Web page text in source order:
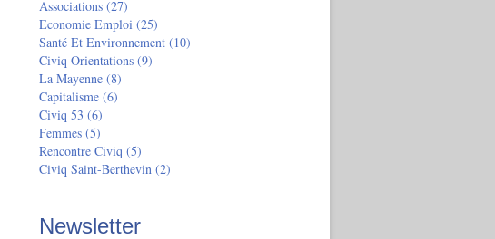
Associations (27)
Economie Emploi (25)
Santé Et Environnement (10)
Civiq Orientations (9)
La Mayenne (8)
Capitalisme (6)
Civiq 53 (6)
Femmes (5)
Rencontre Civiq (5)
Civiq Saint-Berthevin (2)
Newsletter